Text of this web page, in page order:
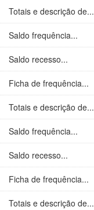
Totais e descrição de...
Saldo frequência...
Saldo recesso...
Ficha de frequência...
Totais e descrição de...
Saldo frequência...
Saldo recesso...
Ficha de frequência...
Totais e descrição de...